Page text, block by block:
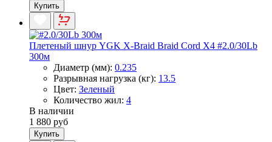
Купить
Плетеный шнур YGK X-Braid Braid Cord X4 #2.0/30Lb
300м
Диаметр (мм): 0.235
Разрывная нагрузка (кг): 13.5
Цвет: Зеленый
Количество жил: 4
В наличии
1 880 руб
Купить